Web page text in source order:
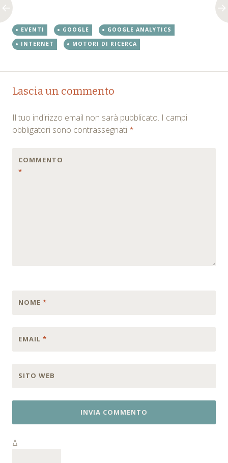
EVENTI GOOGLE
GOOGLE ANALYTICS
INTERNET
MOTORI DI RICERCA
Post
Lascia un commento
Il tuo indirizzo email non sarà pubblicato. I campi
obbligatori sono contrassegnati *
COMMENTO
*
NOME *
EMAIL *
SITO WEB
Δ